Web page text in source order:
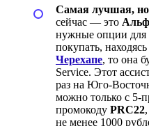
Самая лучшая, но
сейчас — это
нужные опции
покупать,
Черехапе, то она
Service. Этот
раз на Юго-
можно только с 5-
промокоду PRC22
не менее 1000